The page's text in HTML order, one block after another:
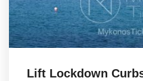
In Pictures
Lift Lockdown